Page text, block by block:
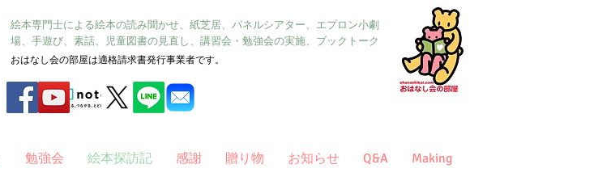
絵本専門士による絵本の読み聞かせ、紙芝居、パネルシアター、エプロン小劇
場、手遊び、素話、児童図書の見直し、講習会・勉強会の実施、ブックトーク
おはなし会の部屋は適格請求書発行事業者です。
勉強会 絵本探訪記 感謝 贈り物 お知らせ Q&A Making